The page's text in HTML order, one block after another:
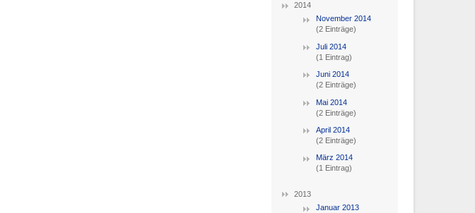
2014
November 2014
(2 Einträge)
Juli 2014
(1 Eintrag)
Juni 2014
(2 Einträge)
Mai 2014
(2 Einträge)
April 2014
(2 Einträge)
März 2014
(1 Eintrag)
2013
Januar 2013